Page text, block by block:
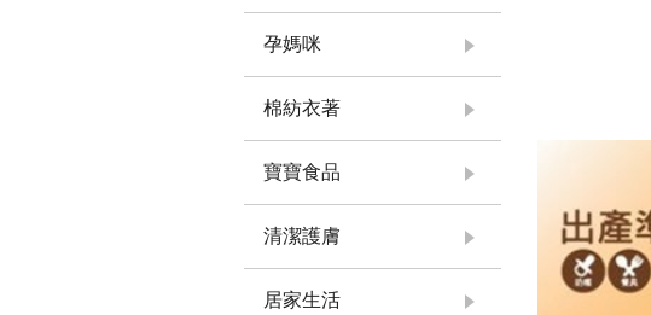
孕媽咪
棉紡衣著
寶寶食品
清潔護膚
居家生活